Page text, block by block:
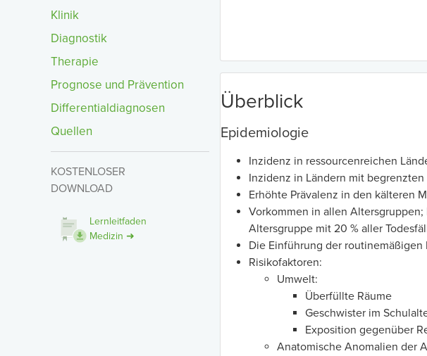
Klinik
Diagnostik
Therapie
Prognose und Prävention
Differentialdiagnosen
Quellen
KOSTENLOSER
DOWNLOAD
Lernleitfaden
Medizin ➜
Überblick
Epidemiologie
Inzidenz in ressourcenreichen
Inzidenz in Ländern mit
Erhöhte Prävalenz in den kälteren
Vorkommen in allen
Altersgruppe mit 20 % aller
Die Einführung der
Risikofaktoren:
Umwelt:
Überfüllte Räume
Geschwister im
Exposition gegenüber
Anatomische Anomalien der